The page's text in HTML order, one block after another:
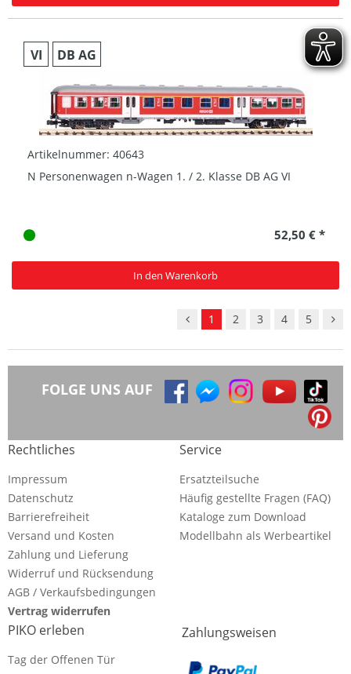
VI DB AG
Artikelnummer: 40643
N Personenwagen n-Wagen 1. / 2. Klasse DB AG VI
52,50 € *
In den Warenkorb
1 2 3 4 5
FOLGE UNS AUF
Rechtliches
Impressum
Datenschutz
Barrierefreiheit
Versand und Kosten
Zahlung und Lieferung
Widerruf und Rücksendung
AGB / Verkaufsbedingungen
Vertrag widerrufen
Service
Ersatzteilsuche
Häufig gestellte Fragen (FAQ)
Kataloge zum Download
Modellbahn als Werbeartikel
PIKO erleben
Tag der Offenen Tür
Zahlungsweisen